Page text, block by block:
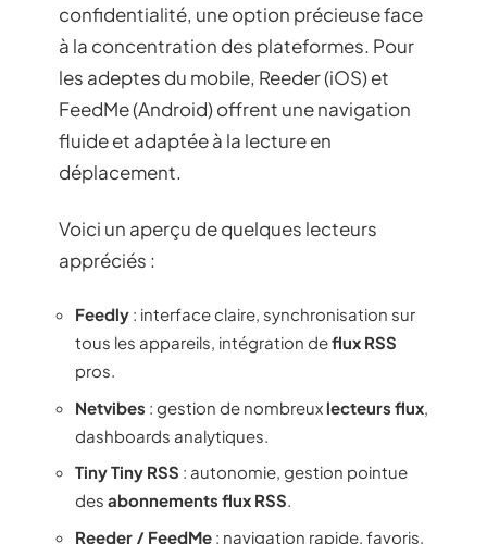
confidentialité, une option précieuse face
à la concentration des plateformes. Pour
les adeptes du mobile, Reeder (iOS) et
FeedMe (Android) offrent une navigation
fluide et adaptée à la lecture en
déplacement.
Voici un aperçu de quelques lecteurs
appréciés :
Feedly : interface claire, synchronisation sur
tous les appareils, intégration deflux RSS
pros.
Netvibes : gestion de nombreux lecteurs flux
dashboards analytiques.
Tiny Tiny RSS : autonomie, gestion pointue
des abonnements flux RSS.
Reeder / FeedMe : navigation rapide, favoris,